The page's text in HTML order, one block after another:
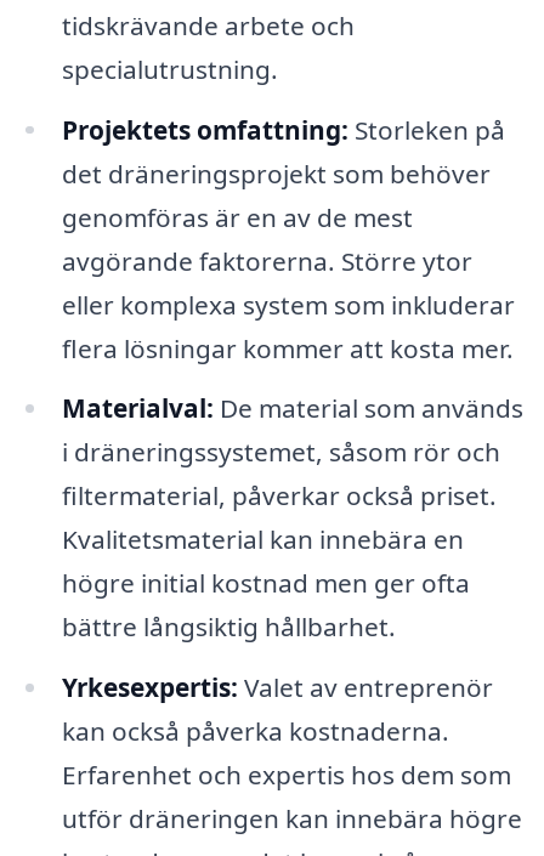
tidskrävande arbete och
specialutrustning.
Projektets omfattning: Storleken på
det dräneringsprojekt som behöver
genomföras är en av de mest
avgörande faktorerna. Större ytor
eller komplexa system som inkluderar
flera lösningar kommer att kosta mer.
Materialval: De material som används
i dräneringssystemet, såsom rör och
filtermaterial, påverkar också priset.
Kvalitetsmaterial kan innebära en
högre initial kostnad men ger ofta
bättre långsiktig hållbarhet.
Yrkesexpertis: Valet av entreprenör
kan också påverka kostnaderna.
Erfarenhet och expertis hos dem som
utför dräneringen kan innebära högre